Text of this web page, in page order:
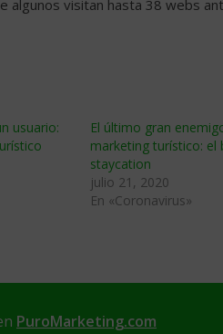
algunos visitan hasta 38 webs
usuario:
El último gran
marketing turístico: el
staycation
julio 21, 2020
En «Coronavirus»
PuroMarketing.com